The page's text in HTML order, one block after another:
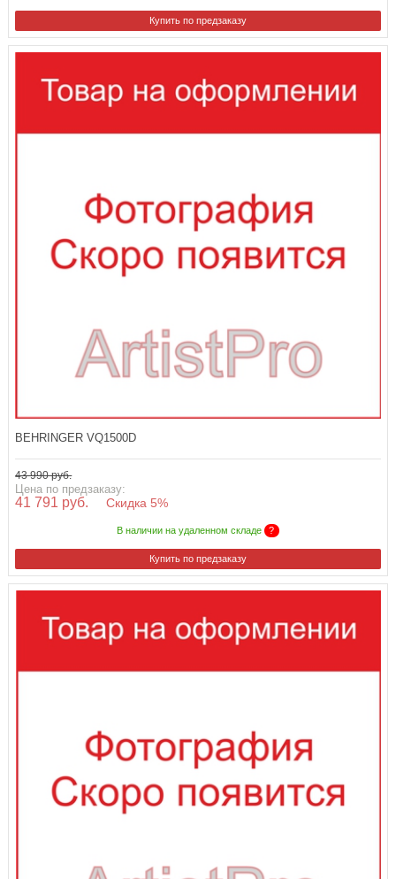
Купить по предзаказу
BEHRINGER VQ1500D
43 990 руб.
Цена по предзаказу:
41 791 руб. Скидка 5%
В наличии на удаленном складе ?
Купить по предзаказу